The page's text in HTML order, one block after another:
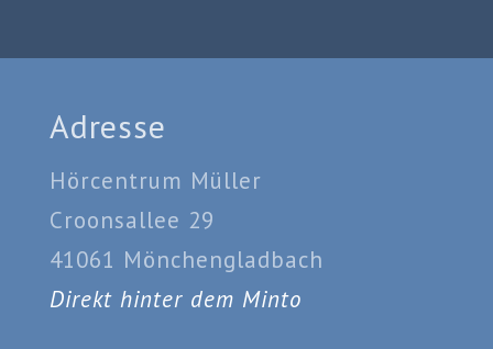
Adresse
Hörcentrum Müller
Croonsallee 29
41061 Mönchengladbach
Direkt hinter dem Minto